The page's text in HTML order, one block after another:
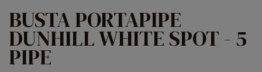
BUSTA PORTAPIPE
DUNHILL WHITE SPOT - 5
PIPE